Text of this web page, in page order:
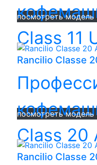
Class 11
посмотреть модель
Rancilio Classe
Class 20
посмотреть модель
Rancilio Classe